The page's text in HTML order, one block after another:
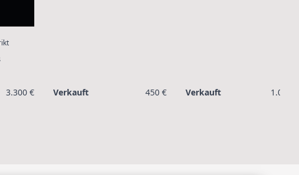
:
3.300 € Verkauft 450 € Verkauft 1.000 €